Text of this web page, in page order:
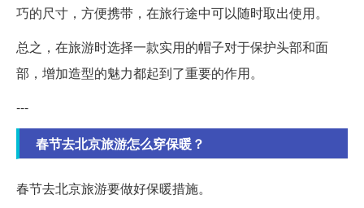
巧的尺寸，方便携带，在旅行途中可以随时取出使用。
总之，在旅游时选择一款实用的帽子对于保护头部和面
部，增加造型的魅力都起到了重要的作用。
---
春节去北京旅游怎么穿保暖？
春节去北京旅游要做好保暖措施。